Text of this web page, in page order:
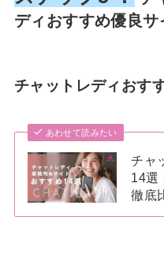
ディおすすめ優良サ
チャットレディおす
あわせて読みたい
チャ
14選
徹底